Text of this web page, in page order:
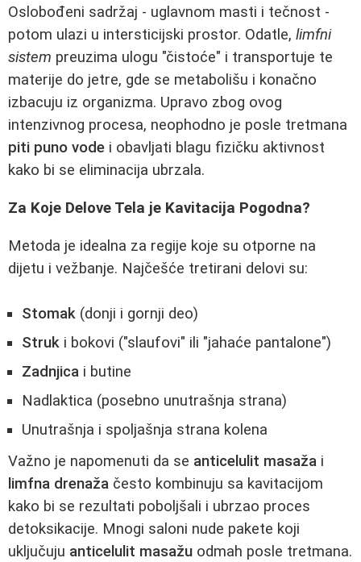
Oslobođeni sadržaj - uglavnom masti i tečnost -
potom ulazi u intersticijski prostor. Odatle, limfni
sistem preuzima ulogu "čistoće" i transportuje te
materije do jetre, gde se metabolišu i konačno
izbacuju iz organizma. Upravo zbog ovog
intenzivnog procesa, neophodno je posle tretmana
piti puno vode i obavljati blagu fizičku aktivnost
kako bi se eliminacija ubrzala.
Za Koje Delove Tela je Kavitacija Pogodna?
Metoda je idealna za regije koje su otporne na
dijetu i vežbanje. Najčešće tretirani delovi su:
Stomak (donji i gornji deo)
Struk i bokovi ("slaufovi" ili "jahaće pantalone")
Zadnjica i butine
Nadlaktica (posebno unutrašnja strana)
Unutrašnja i spoljašnja strana kolena
Važno je napomenuti da se anticelulit masaža i
limfna drenaža često kombinuju sa kavitacijom
kako bi se rezultati poboljšali i ubrzao proces
detoksikacije. Mnogi saloni nude pakete koji
uključuju anticelulit masažu odmah posle tretmana.